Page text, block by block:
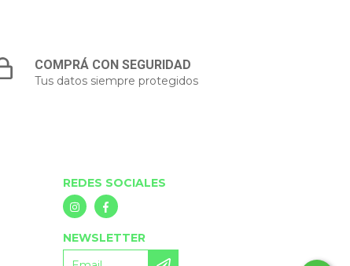
COMPRÁ CON SEGURIDAD
Tus datos siempre protegidos
REDES SOCIALES
NEWSLETTER